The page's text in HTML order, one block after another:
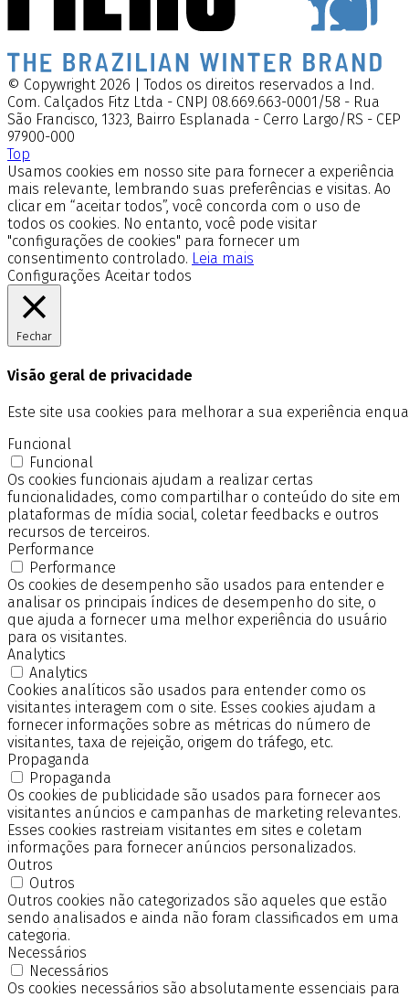
© Copywright 2026 | Todos os direitos reservados a Ind.
Com. Calçados Fitz Ltda - CNPJ 08.669.663-0001/58 - Rua
São Francisco, 1323, Bairro Esplanada - Cerro Largo/RS - CEP
97900-000
Top
Usamos cookies em nosso site para fornecer a experiência
mais relevante, lembrando suas preferências e visitas. Ao
clicar em “aceitar todos”, você concorda com o uso de
todos os cookies. No entanto, você pode visitar
"configurações de cookies" para fornecer um
consentimento controlado. Leia mais
Configurações Aceitar todos
Fechar
Visão geral de privacidade
Este site usa cookies para melhorar a sua experiência
Funcional
Funcional
Os cookies funcionais ajudam a realizar certas
funcionalidades, como compartilhar o conteúdo do site em
plataformas de mídia social, coletar feedbacks e outros
recursos de terceiros.
Performance
Performance
Os cookies de desempenho são usados para entender e
analisar os principais índices de desempenho do site, o
que ajuda a fornecer uma melhor experiência do usuário
para os visitantes.
Analytics
Analytics
Cookies analíticos são usados para entender como os
visitantes interagem com o site. Esses cookies ajudam a
fornecer informações sobre as métricas do número de
visitantes, taxa de rejeição, origem do tráfego, etc.
Propaganda
Propaganda
Os cookies de publicidade são usados para fornecer aos
visitantes anúncios e campanhas de marketing relevantes.
Esses cookies rastreiam visitantes em sites e coletam
informações para fornecer anúncios personalizados.
Outros
Outros
Outros cookies não categorizados são aqueles que estão
sendo analisados e ainda não foram classificados em uma
categoria.
Necessários
Necessários
Os cookies necessários são absolutamente essenciais para